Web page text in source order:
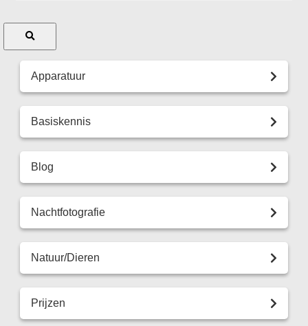
Apparatuur
Basiskennis
Blog
Nachtfotografie
Natuur/Dieren
Prijzen